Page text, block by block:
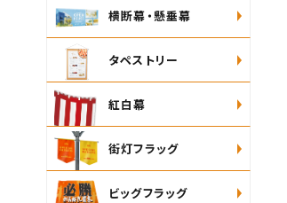
横断幕・懸垂幕
タペストリー
紅白幕
街灯フラッグ
ビッグフラッグ